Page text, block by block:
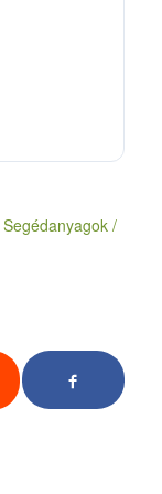
Segédanyagok /